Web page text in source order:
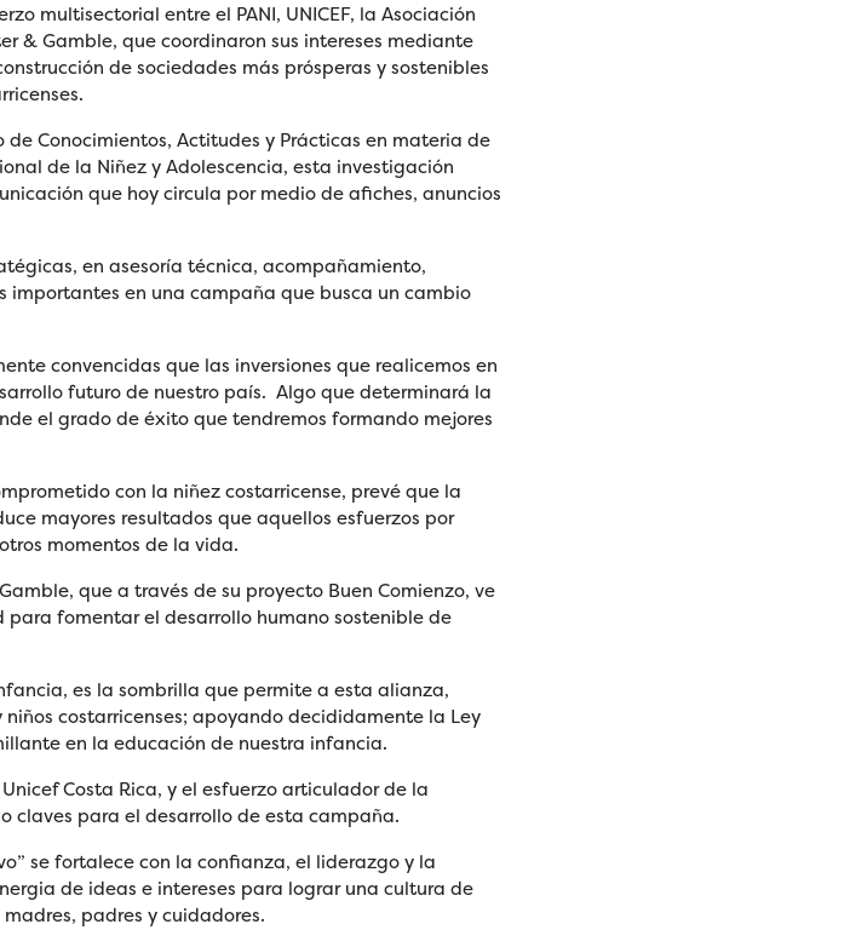
multisectorial entre el PANI, UNICEF, la Asociación
& Gamble, que coordinaron sus intereses mediante
de sociedades más prósperas y sostenibles
Conocimientos, Actitudes y Prácticas en materia de
de la Niñez y Adolescencia, esta investigación
que hoy circula por medio de afiches, anuncios
en asesoría técnica, acompañamiento,
en una campaña que busca un cambio
convencidas que las inversiones que realicemos en
futuro de nuestro país. Algo que determinará la
el grado de éxito que tendremos formando mejores
con la niñez costarricense, prevé que la
mayores resultados que aquellos esfuerzos por
momentos de la vida.
que a través de su proyecto Buen Comienzo, ve
para fomentar el desarrollo humano sostenible de
es la sombrilla que permite a esta alianza,
costarricenses; apoyando decididamente la Ley
en la educación de nuestra infancia.
Costa Rica, y el esfuerzo articulador de la
claves para el desarrollo de esta campaña.
se fortalece con la confianza, el liderazgo y la
de ideas e intereses para lograr una cultura de
padres y cuidadores.